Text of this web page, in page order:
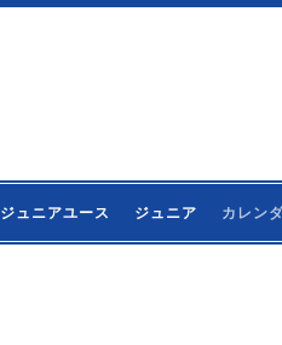
ジュニアユース ジュニア カレン